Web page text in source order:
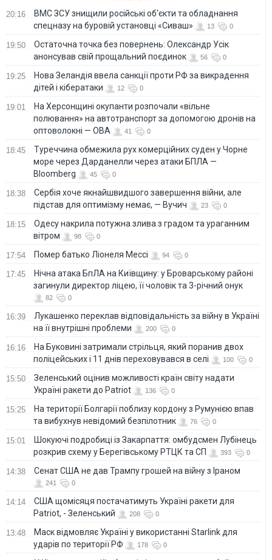
20:16
ВМС ЗСУ знищили російські об'єкти та обладнання
спецназу на буровій установці «Сиваш»
13 0
19:50
Остаточна точка без повернень: Олександр Усік
анонсував свій прощальний поєдинок
56 0
19:25
Нова Зеландія ввела санкції проти РФ за викрадення
дітей і кібератаки
12 0
19:01
На Херсонщині окупанти розпочали «вільне
полювання» на автотранспорт за допомогою дронів на
оптоволокні — ОВА
41 0
18:45
Туреччина обмежила рух комерційних суден у Чорне
море через Дарданелли через атаки БПЛА —
Bloomberg
45 0
18:38
Сербія хоче якнайшвидшого завершення війни, але
підстав для оптимізму немає, — Вучич
23 0
18:15
Одесу накрила потужна злива з градом та ураганним
вітром
98 0
17:54 Помер батько Ліонеля Мессі 94 0
17:45
Нічна атака БпЛА на Київщину: у Броварському районі
загинули директор ліцею, її чоловік та 3-річний онук
82 0
16:39
Лукашенко переклав відповідальність за війну в Україні
на її внутрішні проблеми
200 0
16:16
На Буковині затримали стрільця, який поранив двох
поліцейських і 11 днів переховувався в селі
100 0
15:50
Зеленський оцінив можливості країн світу надати
Україні ракети до Patriot
136 0
15:25
На території Болгарії поблизу кордону з Румунією впав
та вибухнув невідомий безпілотник
76 0
15:01
Шокуючі подробиці із Закарпаття: омбудсмен Лубінець
розкрив схему у Берегівському РТЦК та СП
393 0
14:38 Сенат США не дав Трампу грошей на війну з Іраном
241 0
14:14
США щомісяця постачатимуть Україні ракети для
Patriot, - Зеленський
208 0
13:48
Маск відмовляє Україні у використанні Starlink для
ударів по території РФ
178 0